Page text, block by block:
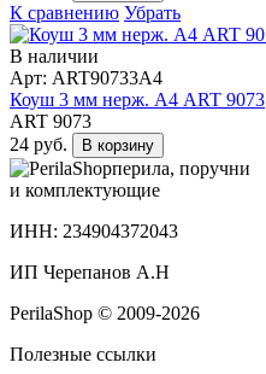
К сравнению Убрать
В наличии
Арт: ART90733А4
Коуш 3 мм нерж. А4 ART 9073
ART 9073
24 руб.
В корзину
перила, поручни
и комплектующие
ИНН: 234904372043
ИП Черепанов А.Н
PerilaShop © 2009-2026
Полезные ссылки